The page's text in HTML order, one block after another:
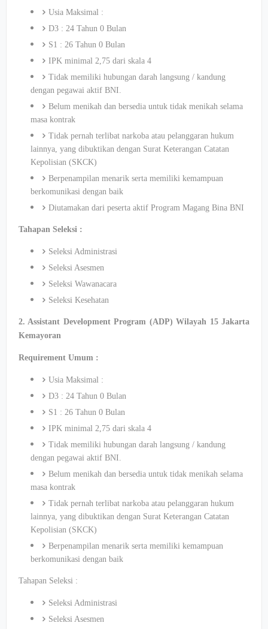
Usia Maksimal :
D3 : 24 Tahun 0 Bulan
S1 : 26 Tahun 0 Bulan
IPK minimal 2,75 dari skala 4
Tidak memiliki hubungan darah langsung / kandung
dengan pegawai aktif BNI.
Belum menikah dan bersedia untuk tidak menikah selama
masa kontrak
Tidak pernah terlibat narkoba atau pelanggaran hukum
lainnya, yang dibuktikan dengan Surat Keterangan Catatan
Kepolisian (SKCK)
Berpenampilan menarik serta memiliki kemampuan
berkomunikasi dengan baik
Diutamakan dari peserta aktif Program Magang Bina BNI
Tahapan Seleksi :
Seleksi Administrasi
Seleksi Asesmen
Seleksi Wawanacara
Seleksi Kesehatan
2. Assistant Development Program (ADP) Wilayah 15 Jakarta
Kemayoran
Requirement Umum :
Usia Maksimal :
D3 : 24 Tahun 0 Bulan
S1 : 26 Tahun 0 Bulan
IPK minimal 2,75 dari skala 4
Tidak memiliki hubungan darah langsung / kandung
dengan pegawai aktif BNI.
Belum menikah dan bersedia untuk tidak menikah selama
masa kontrak
Tidak pernah terlibat narkoba atau pelanggaran hukum
lainnya, yang dibuktikan dengan Surat Keterangan Catatan
Kepolisian (SKCK)
Berpenampilan menarik serta memiliki kemampuan
berkomunikasi dengan baik
Tahapan Seleksi :
Seleksi Administrasi
Seleksi Asesmen